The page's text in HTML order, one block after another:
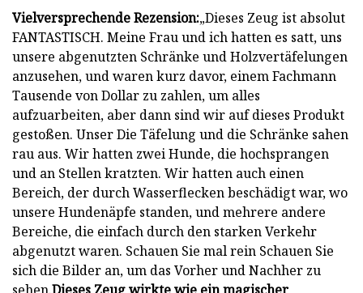
Vielversprechende Rezension:„Dieses Zeug ist absolut
FANTASTISCH. Meine Frau und ich hatten es satt, uns
unsere abgenutzten Schränke und Holzvertäfelungen
anzusehen, und waren kurz davor, einem Fachmann
Tausende von Dollar zu zahlen, um alles
aufzuarbeiten, aber dann sind wir auf dieses Produkt
gestoßen. Unser Die Täfelung und die Schränke sahen
rau aus. Wir hatten zwei Hunde, die hochsprangen
und an Stellen kratzten. Wir hatten auch einen
Bereich, der durch Wasserflecken beschädigt war, wo
unsere Hundenäpfe standen, und mehrere andere
Bereiche, die einfach durch den starken Verkehr
abgenutzt waren. Schauen Sie mal rein Schauen Sie
sich die Bilder an, um das Vorher und Nachher zu